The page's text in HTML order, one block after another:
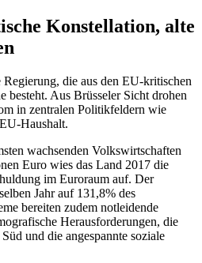
Konstella­tion, alte
die aus den EU-kritischen
besteht. Aus Brüsseler Sicht drohen
in zentralen Politikfeldern wie
Haushalt.
wachsenden Volkswirtschaften
Euro wies das Land 2017 die
im Euroraum auf. Der
Jahr auf 131,8% des
bereiten zudem notleidende
Herausforderungen, die
und die angespannte soziale